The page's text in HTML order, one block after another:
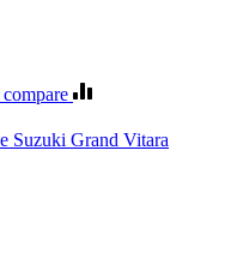
Suzuki Grand Vitara